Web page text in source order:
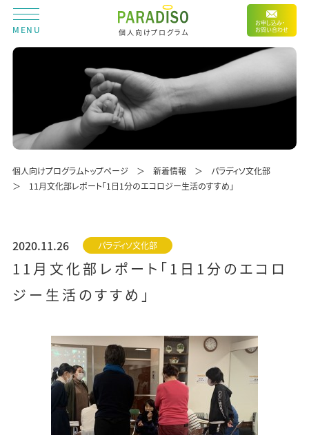
MENU 個人向けプログラム
お申し込み・
お問い合わせ
個人向けプログラムトップページ 新着情報
パラディソ文化部
11月文化部レポート「1日1分のエコロジー生活のすすめ」
2020.11.26 パラディソ文化部
11月文化部レポート「1日1分のエコロ
ジー生活のすすめ」